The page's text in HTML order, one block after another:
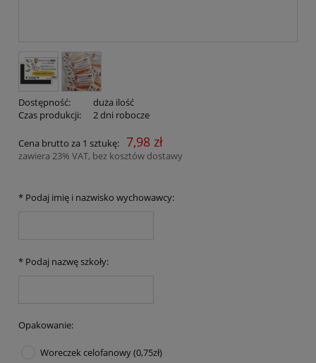
Dostępność:
duża ilość
Czas produkcji:
2 dni robocze
Cena brutto za 1 sztukę: 7,98 zł
zawiera 23% VAT, bez kosztów dostawy
* Podaj imię i nazwisko wychowawcy:
* Podaj nazwę szkoły:
Opakowanie:
Woreczek celofanowy (0,75zł)